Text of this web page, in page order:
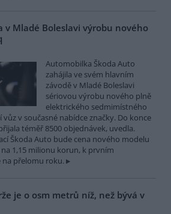
v Mladé Boleslavi výrobu nového
Automobilka Škoda Auto
zahájila ve svém hlavním
závodě v Mladé Boleslavi
sériovou výrobu nového plně
elektrického sedmimístného
vůz v současné nabídce značky. Do konce
téměř 8500 objednávek, uvedla.
Škoda Auto bude cena nového modelu
1,15 milionu korun, k prvním
na přelomu roku.
je o osm metrů níž, než bývá v